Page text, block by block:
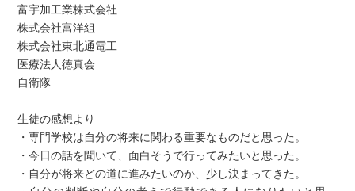
富宇加工業株式会社
株式会社富洋組
株式会社東北通電工
医療法人徳真会
自衛隊
生徒の感想より
・専門学校は自分の将来に関わる重要なものだと思った。
・今日の話を聞いて、面白そうで行ってみたいと思った。
・自分が将来どの道に進みたいのか、少し決まってきた。